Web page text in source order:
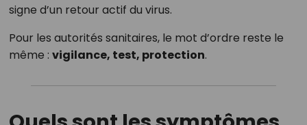
signe d’un retour actif du virus.
Pour les autorités sanitaires, le mot d’ordre reste le
même : vigilance, test, protection.